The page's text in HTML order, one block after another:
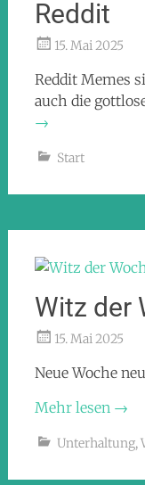
Reddit
15. Mai 2025
Reddit Memes
auch die
→
Start
Witz der
15. Mai 2025
Neue Woche
Mehr lesen →
Unterhaltung,